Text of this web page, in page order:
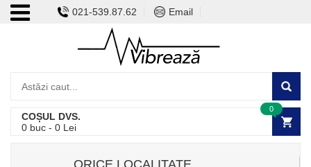
021-539.87.62 Email
COȘUL DVS.
0 buc - 0 Lei
0
ORICE LOCALITATE